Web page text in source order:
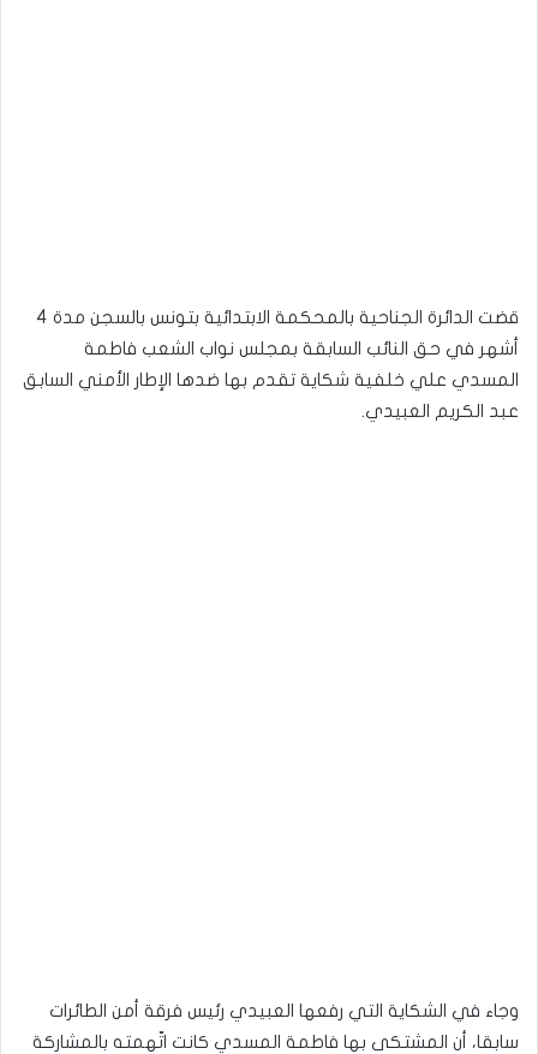
قضت الدائرة الجناحية بالمحكمة الابتدائية بتونس بالسجن مدة 4
أشهر في حق النائب السابقة بمجلس نواب الشعب فاطمة
المسدي علي خلفية شكاية تقدم بها ضدها الإطار الأمني السابق
عبد الكريم العبيدي.
وجاء في الشكاية التي رفعها العبيدي رئيس فرقة أمن الطائرات
سابقا، أن المشتكى بها فاطمة المسدي كانت اتّهمته بالمشاركة